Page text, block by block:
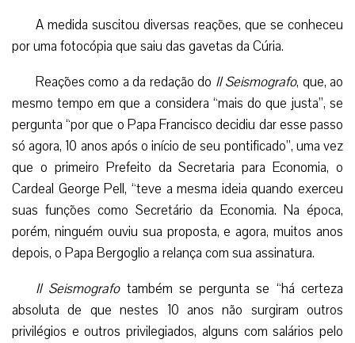
A medida suscitou diversas reações, que se conheceu
por uma fotocópia que saiu das gavetas da Cúria.
Reações como a da redação do Il Seismografo, que, ao
mesmo tempo em que a considera “mais do que justa”, se
pergunta “por que o Papa Francisco decidiu dar esse passo
só agora, 10 anos após o início de seu pontificado”, uma vez
que o primeiro Prefeito da Secretaria para Economia, o
Cardeal George Pell, “teve a mesma ideia quando exerceu
suas funções como Secretário da Economia. Na época,
porém, ninguém ouviu sua proposta, e agora, muitos anos
depois, o Papa Bergoglio a relança com sua assinatura.
Il Seismografotambém se pergunta se “há certeza
absoluta de que nestes 10 anos não surgiram outros
privilégios e outros privilegiados, alguns com salários pelo